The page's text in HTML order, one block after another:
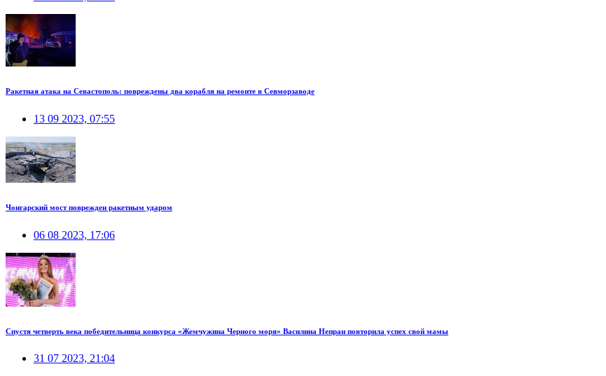
Ракетная атака на Севастополь: повреждены два корабля на ремонте в Севморзаводе
13 09 2023, 07:55
Чонгарский мост поврежден ракетным ударом
06 08 2023, 17:06
Спустя четверть века победительница конкурса «Жемчужина Черного моря» Василина Непран повторила успех свой мамы
31 07 2023, 21:04